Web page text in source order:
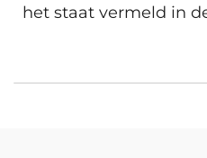
het staat vermeld in